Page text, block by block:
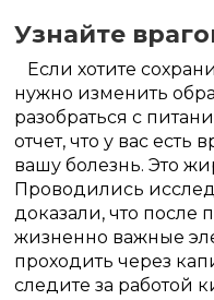
Узнайте
Если хотите
нужно изменить
разобраться с
отчет, что у вас есть
вашу болезнь. Это
Проводились
доказали, что
жизненно важные
проходить через
следите за работой